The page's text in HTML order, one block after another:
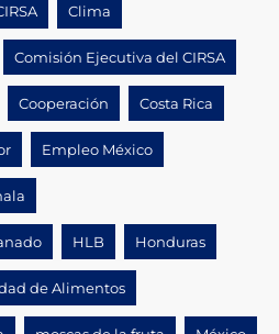
Clima
Comisión Ejecutiva del CIRSA
Cooperación Costa Rica
Empleo México
HLB Honduras
de Alimentos